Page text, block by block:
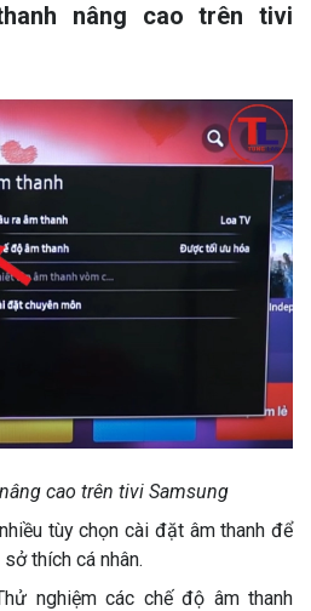
nâng cao trên tivi
cao trên tivi Samsung
tùy chọn cài đặt âm thanh để
thích cá nhân.
nghiệm các chế độ âm thanh